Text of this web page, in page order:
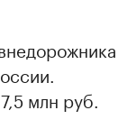
млн руб.